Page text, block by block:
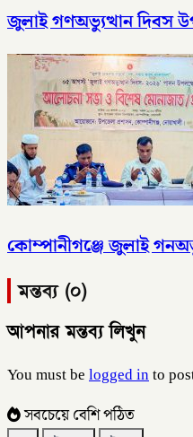
জুলাই গণঅভ্যুত্থান দিবস
কোম্পানীগঞ্জে জুলাই
মন্তব্য (০)
আপনার মন্তব্য লিখুন
You must belogged into
সবচেয়ে বেশি পঠিত